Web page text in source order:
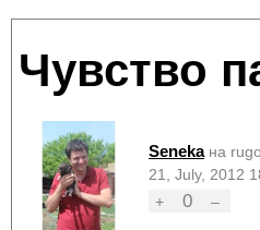
Чувство
Seneka на
21, July, 2012
+
0 –